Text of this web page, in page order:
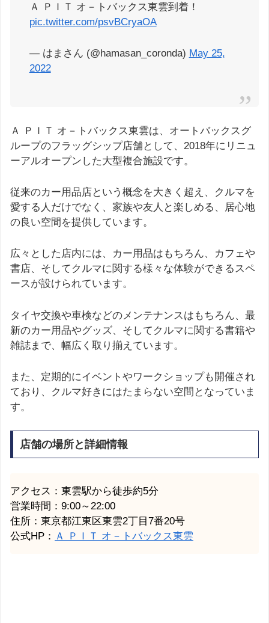
Ａ ＰＩＴ オ－トバックス東雲到着！
pic.twitter.com/psvBCryaOA
— はまさん (@hamasan_coronda) May 25,
2022
Ａ ＰＩＴ オ－トバックス東雲は、オートバックスグ
ループのフラッグシップ店舗として、2018年にリニュ
ーアルオープンした大型複合施設です。
従来のカー用品店という概念を大きく超え、クルマを
愛する人だけでなく、家族や友人と楽しめる、居心地
の良い空間を提供しています。
広々とした店内には、カー用品はもちろん、カフェや
書店、そしてクルマに関する様々な体験ができるスペ
ースが設けられています。
タイヤ交換や車検などのメンテナンスはもちろん、最
新のカー用品やグッズ、そしてクルマに関する書籍や
雑誌まで、幅広く取り揃えています。
また、定期的にイベントやワークショップも開催され
ており、クルマ好きにはたまらない空間となっていま
す。
店舗の場所と詳細情報
アクセス：東雲駅から徒歩約5分
営業時間：9:00～22:00
住所：東京都江東区東雲2丁目7番20号
公式HP： Ａ ＰＩＴ オ－トバックス東雲